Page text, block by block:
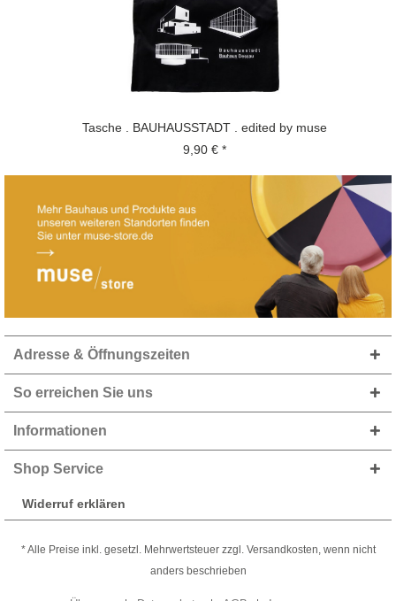
Tasche . BAUHAUSSTADT . edited by muse
9,90 € *
Adresse & Öffnungszeiten
So erreichen Sie uns
Informationen
Shop Service
Widerruf erklären
* Alle Preise inkl. gesetzl. Mehrwertsteuer zzgl. Versandkosten, wenn nicht
anders beschrieben